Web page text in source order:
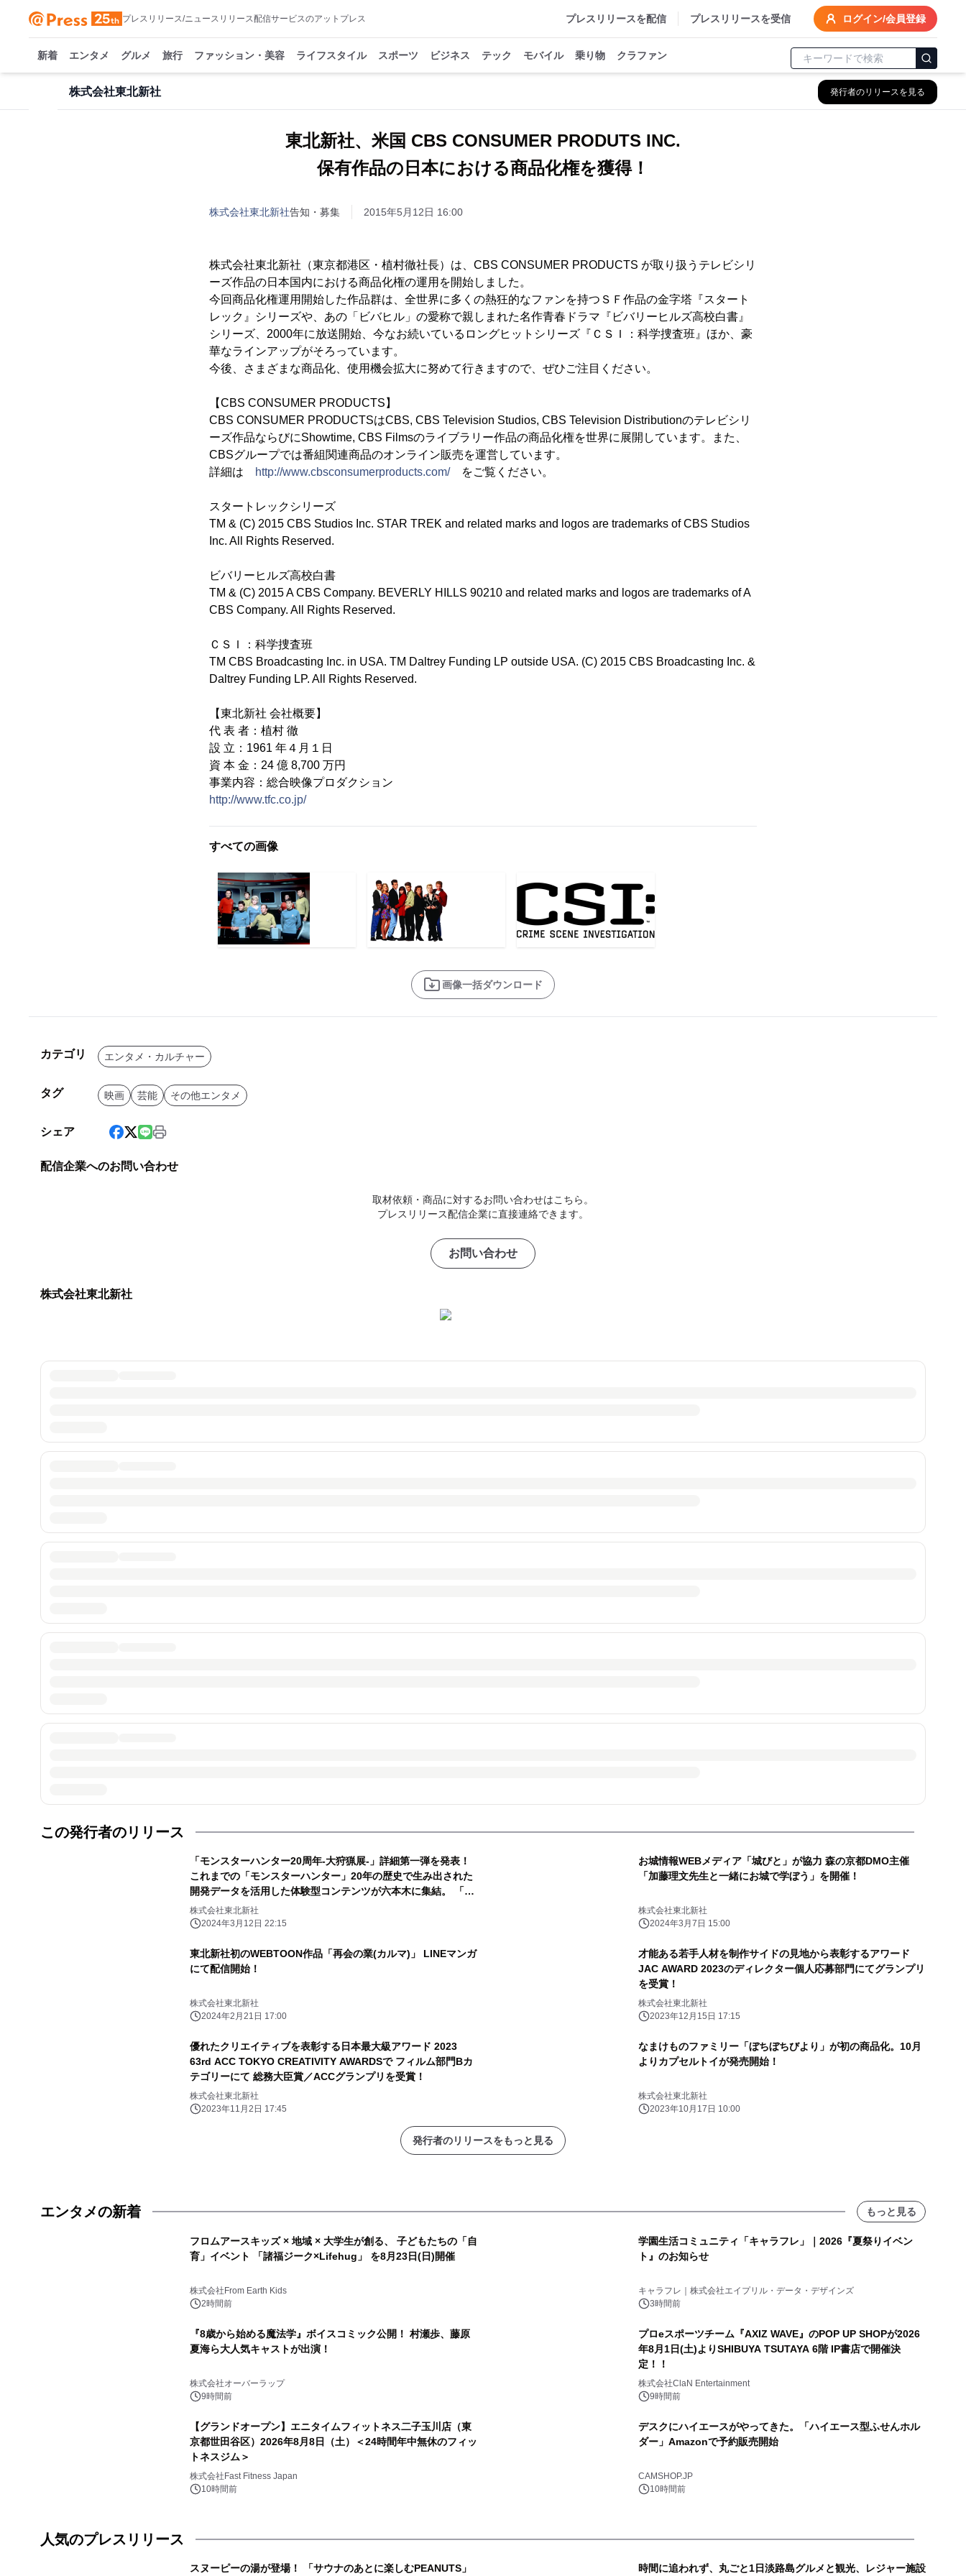
プレスリリース/ニュースリリース配信サービスのアットプレス プレスリリースを配信 プレスリリースを受信 ログイン/会員登録
新着 エンタメ グルメ 旅行 ファッション・美容 ライフスタイル スポーツ ビジネス テック モバイル 乗り物 クラファン
株式会社東北新社 発行者のリリースを見る
東北新社、米国 CBS CONSUMER PRODUTS INC.
保有作品の日本における商品化権を獲得！
株式会社東北新社告知・募集 2015年5月12日 16:00
株式会社東北新社（東京都港区・植村徹社長）は、CBS CONSUMER PRODUCTS が取り扱うテレビシリ
ーズ作品の日本国内における商品化権の運用を開始しました。
今回商品化権運用開始した作品群は、全世界に多くの熱狂的なファンを持つＳＦ作品の金字塔『スタート
レック』シリーズや、あの「ビバヒル」の愛称で親しまれた名作青春ドラマ『ビバリーヒルズ高校白書』
シリーズ、2000年に放送開始、今なお続いているロングヒットシリーズ『ＣＳＩ：科学捜査班』ほか、豪
華なラインアップがそろっています。
今後、さまざまな商品化、使用機会拡大に努めて行きますので、ぜひご注目ください。
【CBS CONSUMER PRODUCTS】
CBS CONSUMER PRODUCTSはCBS, CBS Television Studios, CBS Television Distributionのテレビシリ
ーズ作品ならびにShowtime, CBS Filmsのライブラリー作品の商品化権を世界に展開しています。また、
CBSグループでは番組関連商品のオンライン販売を運営しています。
詳細は
http://www.cbsconsumerproducts.com/をご覧ください。
スタートレックシリーズ
TM & (C) 2015 CBS Studios Inc. STAR TREK and related marks and logos are trademarks of CBS Studios
Inc. All Rights Reserved.
ビバリーヒルズ高校白書
TM & (C) 2015 A CBS Company. BEVERLY HILLS 90210 and related marks and logos are trademarks of A
CBS Company. All Rights Reserved.
ＣＳＩ：科学捜査班
TM CBS Broadcasting Inc. in USA. TM Daltrey Funding LP outside USA. (C) 2015 CBS Broadcasting Inc. &
Daltrey Funding LP. All Rights Reserved.
【東北新社 会社概要】
代 表 者：植村 徹
設 立：1961 年４月１日
資 本 金：24 億 8,700 万円
事業内容：総合映像プロダクション
http://www.tfc.co.jp/
すべての画像
画像一括ダウンロード
カテゴリ エンタメ・カルチャー
タグ 映画 芸能 その他エンタメ
シェア
配信企業へのお問い合わせ
取材依頼・商品に対するお問い合わせはこちら。
プレスリリース配信企業に直接連絡できます。
お問い合わせ
株式会社東北新社
この発行者のリリース
「モンスターハンター20周年-大狩猟展-」詳細第一弾を発表！
これまでの「モンスターハンター」20年の歴史で生み出された
開発データを活用した体験型コンテンツが六本木に集結。 「モ
ンハンの20年」を味わう52日間の展覧会を開催！！
株式会社東北新社
2024年3月12日 22:15
お城情報WEBメディア「城びと」が協力 森の京都DMO主催
「加藤理文先生と一緒にお城で学ぼう」を開催！
株式会社東北新社
2024年3月7日 15:00
東北新社初のWEBTOON作品「再会の業(カルマ)」 LINEマンガ
にて配信開始！
株式会社東北新社
2024年2月21日 17:00
才能ある若手人材を制作サイドの見地から表彰するアワード
JAC AWARD 2023のディレクター個人応募部門にてグランプリ
を受賞！
株式会社東北新社
2023年12月15日 17:15
優れたクリエイティブを表彰する日本最大級アワード 2023
63rd ACC TOKYO CREATIVITY AWARDSで フィルム部門Bカ
テゴリーにて 総務大臣賞／ACCグランプリを受賞！
株式会社東北新社
2023年11月2日 17:45
なまけものファミリー「ぼちぼちびより」が初の商品化。10月
よりカプセルトイが発売開始！
株式会社東北新社
2023年10月17日 10:00
発行者のリリースをもっと見る
エンタメの新着 もっと見る
フロムアースキッズ × 地域 × 大学生が創る、 子どもたちの「自
育」イベント 「諸福ジーク×Lifehug」 を8月23日(日)開催
株式会社From Earth Kids
2時間前
学園生活コミュニティ「キャラフレ」｜2026『夏祭りイベン
ト』のお知らせ
キャラフレ｜株式会社エイプリル・データ・デザインズ
3時間前
『8歳から始める魔法学』ボイスコミック公開！ 村瀬歩、藤原
夏海ら大人気キャストが出演！
株式会社オーバーラップ
9時間前
プロeスポーツチーム『AXIZ WAVE』のPOP UP SHOPが2026
年8月1日(土)よりSHIBUYA TSUTAYA 6階 IP書店で開催決
定！！
株式会社ClaN Entertainment
9時間前
【グランドオープン】エニタイムフィットネス二子玉川店（東
京都世田谷区）2026年8月8日（土）＜24時間年中無休のフィッ
トネスジム＞
株式会社Fast Fitness Japan
10時間前
デスクにハイエースがやってきた。「ハイエース型ふせんホル
ダー」Amazonで予約販売開始
CAMSHOP.JP
10時間前
人気のプレスリリース
スヌーピーの湯が登場！ 「サウナのあとに楽しむPEANUTS」 時間に追われず、丸ごと1日淡路島グルメと観光、レジャー施設